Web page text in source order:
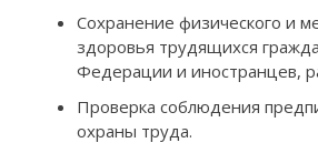
Сохранение физического и
здоровья трудящихся
Федерации и иностранцев,
Проверка соблюдения
охраны труда.